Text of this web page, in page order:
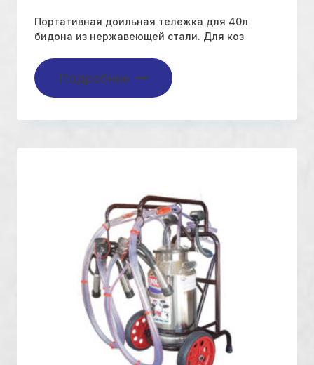
Портативная доильная тележка для 40л
бидона из нержавеющей стали. Для коз
Подробнее